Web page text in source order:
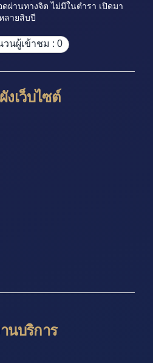
ผ่านทางจิต ไม่มีในตำรา เปิดมา
ลายสิบปี
วนผู้เข้าชม : 0
งเว็บไซต์
นบริการ